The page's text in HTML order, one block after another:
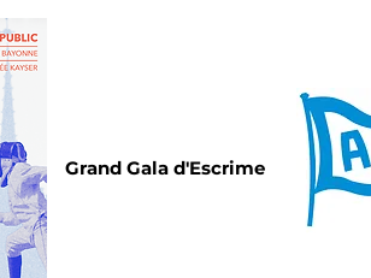
Grand Gala d'Escrime